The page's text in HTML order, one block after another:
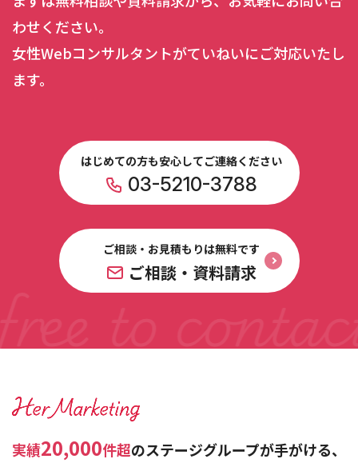
わせください。
女性Webコンサルタントがていねいにご対応いたし
ます。
はじめての方も安心してご連絡ください
03-5210-3788
ご相談・お見積もりは無料です
ご相談・資料請求
実績20,000件超のステージグループが手がける、